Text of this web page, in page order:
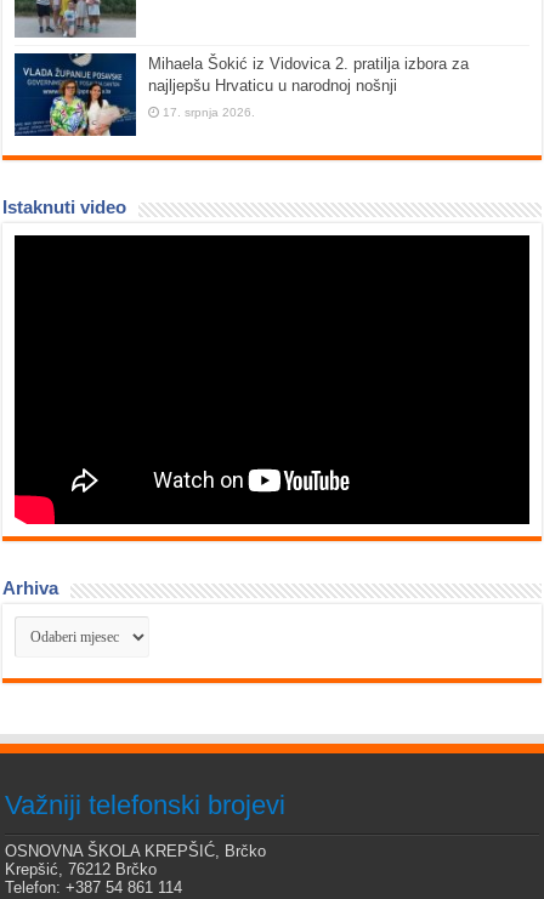
Mihaela Šokić iz Vidovica 2. pratilja izbora za
najljepšu Hrvaticu u narodnoj nošnji
17. srpnja 2026.
Istaknuti video
Arhiva
Arhiva
Važniji telefonski brojevi
OSNOVNA ŠKOLA KREPŠIĆ, Brčko
Krepšić, 76212 Brčko
Telefon: +387 54 861 114